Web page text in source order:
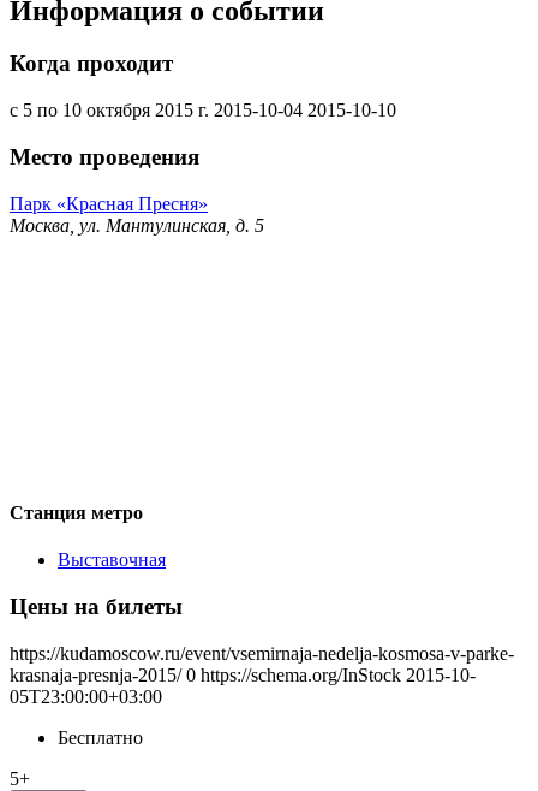
Информация о событии
Когда проходит
с 5 по 10 октября 2015 г. 2015-10-04 2015-10-10
Место проведения
Парк «Красная Пресня»
Москва, ул. Мантулинская, д. 5
Станция метро
Выставочная
Цены на билеты
https://kudamoscow.ru/event/vsemirnaja-nedelja-kosmosa-v-parke-
krasnaja-presnja-2015/ 0 https://schema.org/InStock 2015-10-
05T23:00:00+03:00
Бесплатно
5+